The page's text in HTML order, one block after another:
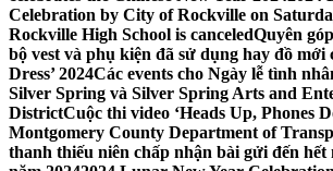
Celebration by City of Rockville on
Rockville High School is canceledQuyên
bộ vest và phụ kiện đã sử dụng hay đồ mới
Dress’ 2024Các events cho Ngày lễ tình
Silver Spring và Silver Spring Arts and
DistrictCuộc thi video ‘Heads Up, Phones
Montgomery County Department of
thanh thiếu niên chấp nhận bài gửi đến hết